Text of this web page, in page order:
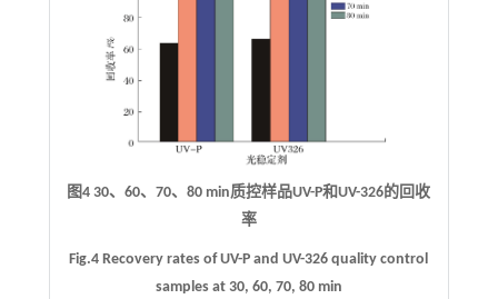
图4 30、60、70、80 min质控样品UV-P和UV-326的回收
率
Fig.4 Recovery rates of UV-P and UV-326 quality control
samples at 30, 60, 70, 80 min